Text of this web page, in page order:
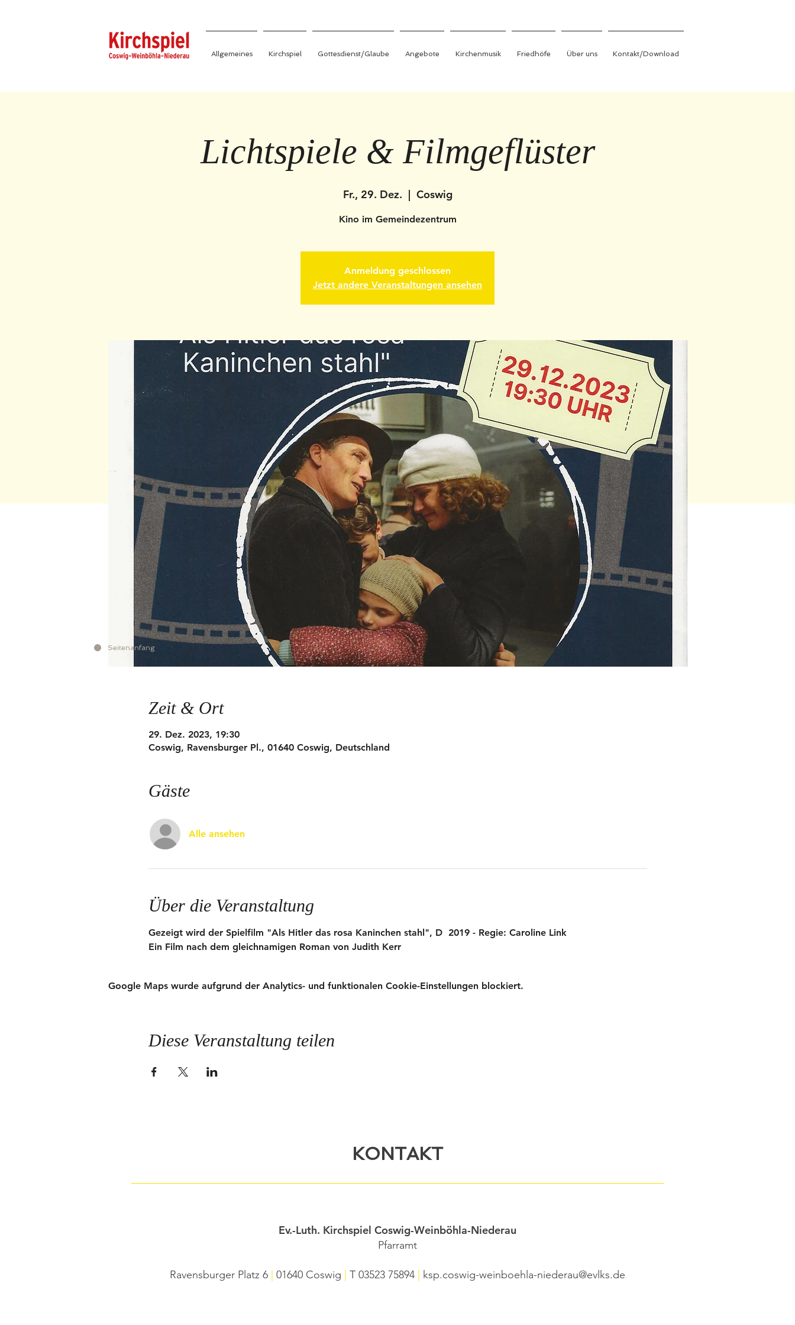
Allgemeines Kirchspiel Gottesdienst/Glaube Angebote Kirchenmusik Friedhöfe Über uns Kontakt/Download
Seitenanfang
Lichtspiele & Filmgeflüster
Fr., 29. Dez.
  |
Coswig
Kino im Gemeindezentrum
Anmeldung geschlossen
Jetzt andere Veranstaltungen ansehen
Zeit & Ort
29. Dez. 2023, 19:30
Coswig, Ravensburger Pl., 01640 Coswig, Deutschland
Gäste
Alle ansehen
Über die Veranstaltung
Gezeigt wird der Spielfilm "Als Hitler das rosa Kaninchen stahl", D  2019 - Regie: Caroline Link
Ein Film nach dem gleichnamigen Roman von Judith Kerr
Google Maps wurde aufgrund der Analytics- und funktionalen Cookie-Einstellungen blockiert.
Diese Veranstaltung teilen
KONTAKT
Ev.-Luth. Kirchspiel Coswig-Weinböhla-Niederau
Pfarramt
Ravensburger Platz 6 01640 Coswig T 03523 75894 ksp.coswig-weinboehla-niederau@evlks.de